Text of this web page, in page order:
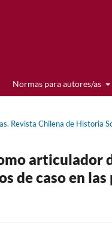
Normas para autores/as
Revista Chilena de Historia
articulador
de caso en